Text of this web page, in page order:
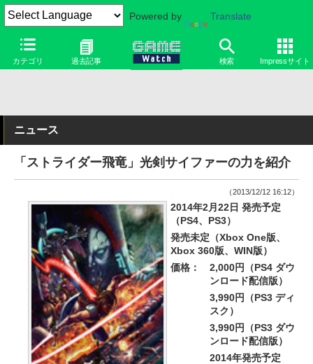
Powered by Translate
カテゴリ 過去記事 検索 Impressサイト
ニュース
「ストライダー飛竜」光剣サイファーの力を紹介
（2013/12/12 16:12）
2014年2月22日 発売予定
（PS4、PS3）
発売未定（Xbox One版、
Xbox 360版、WIN版）
価格：
2,000円（PS4 ダウ
ンロード配信版）
3,990円（PS3 ディ
スク）
3,990円（PS3 ダウ
ンロード配信版）
2014年発売予定